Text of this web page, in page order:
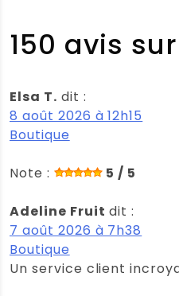
150 avis sur
Elsa T. dit :
8 août 2026 à 12h15
Boutique
Note : 5 / 5
Adeline Fruit dit :
7 août 2026 à 7h38
Boutique
Un service client